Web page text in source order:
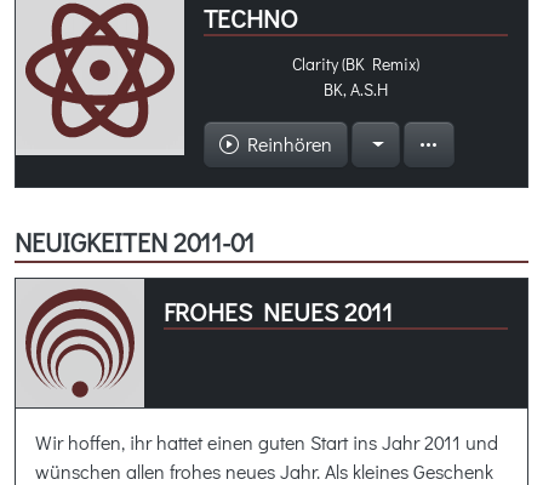
TECHNO
Clarity (BK Remix)
BK, A.S.H
Reinhören
NEUIGKEITEN 2011-01
FROHES NEUES 2011
Wir hoffen, ihr hattet einen guten Start ins Jahr 2011 und
wünschen allen frohes neues Jahr. Als kleines Geschenk